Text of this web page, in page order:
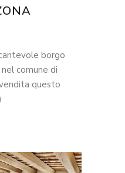
borgo
comune di
questo